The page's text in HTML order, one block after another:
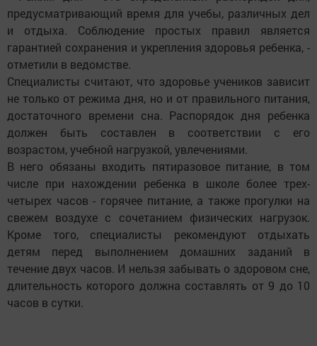
предусматривающий время для учебы, различных дел
и отдыха. Соблюдение простых правил является
гарантией сохранения и укрепления здоровья ребенка, -
отметили в ведомстве.
Специалисты считают, что здоровье учеников зависит
не только от режима дня, но и от правильного питания,
достаточного времени сна. Распорядок дня ребенка
должен быть составлен в соответствии с его
возрастом, учебной нагрузкой, увлечениями.
В него обязаны входить пятиразовое питание, в том
числе при нахождении ребенка в школе более трех-
четырех часов - горячее питание, а также прогулки на
свежем воздухе с сочетанием физических нагрузок.
Кроме того, специалисты рекомендуют отдыхать
детям перед выполнением домашних заданий в
течение двух часов. И нельзя забывать о здоровом сне,
длительность которого должна составлять от 9 до 10
часов в сутки.